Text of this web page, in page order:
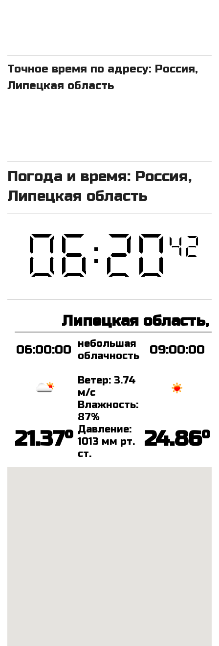
Точное время по адресу: Россия,
Липецкая область
Погода и время: Россия,
Липецкая область